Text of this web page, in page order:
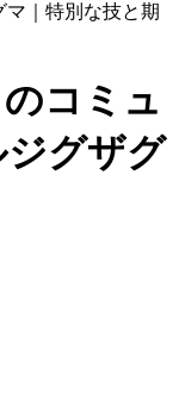
｜特別な技と期
コミュ
グザグ